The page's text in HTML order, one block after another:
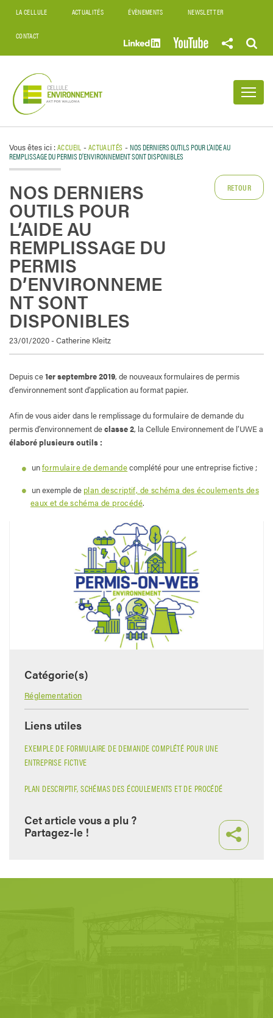
LA CELLULE ACTUALITÉS ÉVÈNEMENTS NEWSLETTER
CONTACT
Vous êtes ici :ACCUEIL -ACTUALITÉS -NOS DERNIERS OUTILS POUR L’AIDE AU
REMPLISSAGE DU PERMIS D’ENVIRONNEMENT SONT DISPONIBLES
NOS DERNIERS
OUTILS POUR
L’AIDE AU
REMPLISSAGE DU
PERMIS
D’ENVIRONNEME
NT SONT
DISPONIBLES
23/01/2020 - Catherine Kleitz
RETOUR
Depuis ce1er septembre 2019, de nouveaux formulaires de permis
d’environnement sont d’application au format papier.
Afin de vous aider dans le remplissage du formulaire de demande du
permis d’environnement declasse 2, la Cellule Environnement de l’UWE a
élaboré plusieurs outils :
unformulaire de demandecomplété pour une entreprise fictive ;
un exemple de plan descriptif, de schéma des écoulements des
eaux et de schéma de procédé.
Catégorie(s)
Réglementation
Liens utiles
EXEMPLE DE FORMULAIRE DE DEMANDE COMPLÉTÉ POUR UNE
ENTREPRISE FICTIVE
PLAN DESCRIPTIF, SCHÉMAS DES ÉCOULEMENTS ET DE PROCÉDÉ
Cet article vous a plu ?
Partagez-le !